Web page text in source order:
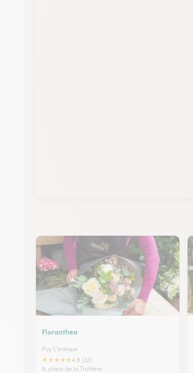
Floranthea
Puy L'eveque
★★★★★4.8 (32)
8, place de la Truffière